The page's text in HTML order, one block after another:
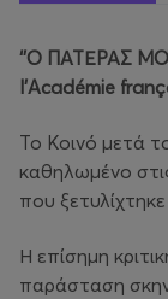
‘’Ο ΠΑΤΕΡΑΣ
l’Académie
Το Κοινό μετά
καθηλωμένο
που
Η επίσημη
παράσταση